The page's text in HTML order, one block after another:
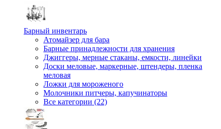
Барный инвентарь
Атомайзер для бара
Барные принадлежности для хранения
Джиггеры, мерные стаканы, емкости, линейки
Доски меловые, маркерные, штендеры, пленка
меловая
Ложки для мороженого
Молочники питчеры, капучинаторы
Все категории (22)